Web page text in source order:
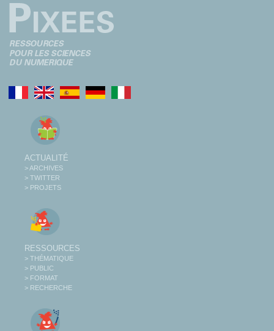
ACTUALITÉ
> ARCHIVES
> TWITTER
> PROJETS
RESSOURCES
> THÉMATIQUE
> PUBLIC
> FORMAT
> RECHERCHE